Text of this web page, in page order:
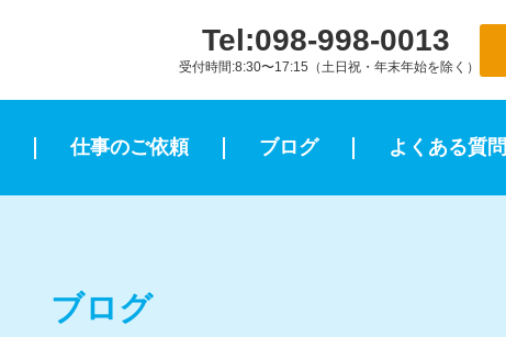
Tel:098-998-0013
受付時間:8:30〜17:15（土日祝・年末年始を除く）
仕事のご依頼 ブログ よくある質問
ブログ